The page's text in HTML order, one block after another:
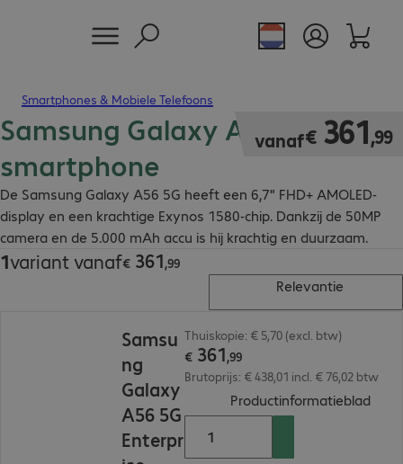
Smartphones & Mobiele Telefoons
Samsung Galaxy A56 5G
smartphone
De Samsung Galaxy A56 5G heeft een 6,7" FHD+ AMOLED-
display en een krachtige Exynos 1580-chip. Dankzij de 50MP
camera en de 5.000 mAh accu is hij krachtig en duurzaam.
vanaf€ 361,99
€ 361,99
1variant vanaf€ 361,99
€ 361,99
Relevantie
Samsu
ng
Galaxy
A56 5G
Enterpr
Thuiskopie: € 5,70 (excl. btw)
€ 361,99
Brutoprijs: € 438,01 incl. € 76,02 btw
Productinformatieblad